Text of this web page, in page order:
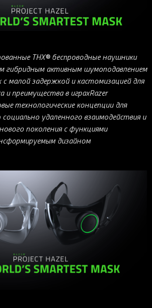
мышей
клавиатур
аудио
Pod
App
THX® беспроводные наушники
гибридным активным шумоподавлением
с малой задержкой и кастомизацией для
и преимущества в играхRazer
технологические концепции для
социально удаленного взаимодействия и
поколения с функциями
дизайном